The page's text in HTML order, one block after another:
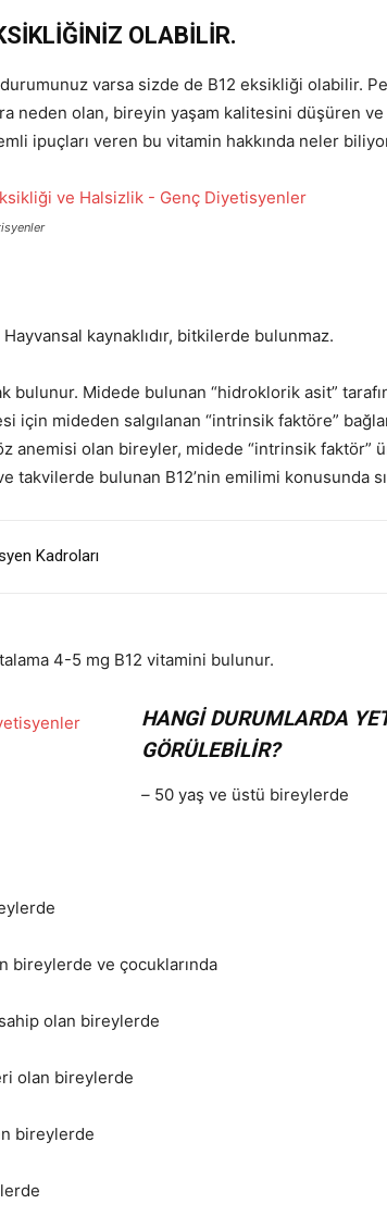
OLABİLİR.
durumunuz varsa sizde de B12 eksikliği olabilir.
neden olan, bireyin yaşam kalitesini düşüren
ipuçları veren bu vitamin hakkında neler
kaynaklıdır, bitkilerde bulunmaz.
bulunur. Midede bulunan “hidroklorik asit”
için mideden salgılanan “intrinsik faktöre”
anemisi olan bireyler, midede “intrinsik faktör”
bulunan B12’nin emilimi konusunda
Kadrolarıilişkin sayısal bilgiler
4-5 mg B12 vitamini bulunur.
HANGİ DURUMLARDA
GÖRÜLEBİLİR?
– 50 yaş ve üstü bireylerde
bireylerde ve çocuklarında
olan bireylerde
olan bireylerde
bireylerde